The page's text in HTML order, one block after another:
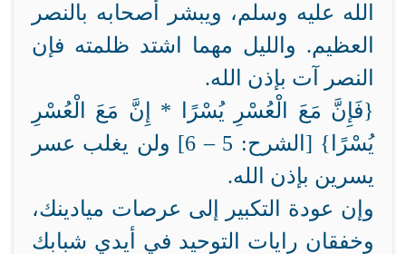
الله عليه وسلم، ويبشر أصحابه بالنصر
العظيم. والليل مهما اشتد ظلمته فإن
النصر آت بإذن الله.
‏{فَإِنَّ مَعَ الْعُسْرِ يُسْرًا * ‏إِنَّ مَعَ الْعُسْرِ
يُسْرًا‏} [الشرح: 5 – 6] ولن يغلب عسر
يسرين بإذن الله.
وإن عودة التكبير إلى عرصات ميادينك،
وخفقان رايات التوحيد في أيدي شبابك